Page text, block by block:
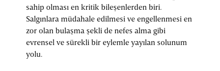
sahip olması en kritik bileşenlerden biri.
Salgınlara müdahale edilmesi ve engellenmesi en
zor olan bulaşma şekli de nefes alma gibi
evrensel ve sürekli bir eylemle yayılan solunum
yolu.